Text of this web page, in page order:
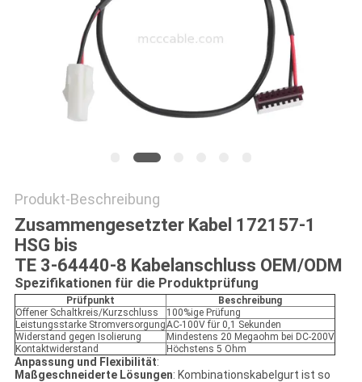
Produkt-Beschreibung
Zusammengesetzter Kabel 172157-1
HSG bis
TE 3-64440-8 Kabelanschluss OEM/ODM
Spezifikationen für die Produktprüfung
Prüfpunkt
Beschreibung
Offener Schaltkreis/Kurzschluss
100%ige Prüfung
Leistungsstarke StromversorgungAC-100V für 0,1 Sekunden
Widerstand gegen Isolierung
Mindestens 20 Megaohm bei DC-200V
Kontaktwiderstand
Höchstens 5 Ohm
Anpassung und Flexibilität:
Maßgeschneiderte Lösungen: Kombinationskabelgurt ist so